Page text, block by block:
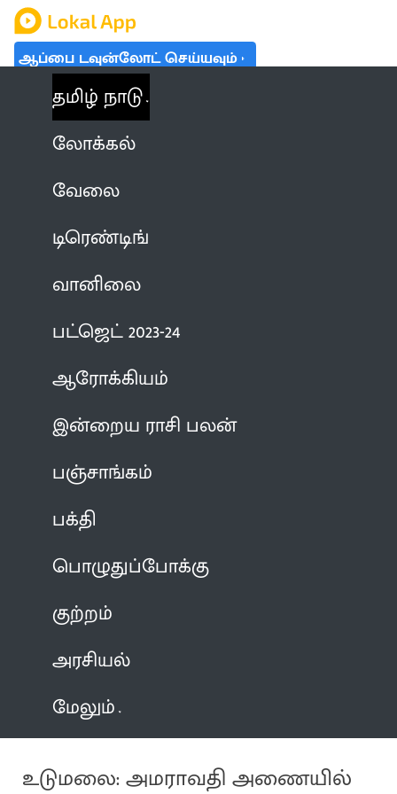
ஆப்பை டவுன்லோட் செய்யவும்
தமிழ் நாடு
லோக்கல்
வேலை
டிரெண்டிங்
வானிலை
பட்ஜெட் 2023-24
ஆரோக்கியம்
இன்றைய ராசி பலன்
பஞ்சாங்கம்
பக்தி
பொழுதுப்போக்கு
குற்றம்
அரசியல்
மேலும்
உடுமலை: அமராவதி அணையில்